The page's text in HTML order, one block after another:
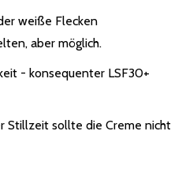
weiße Flecken
aber möglich.
- konsequenter LSF30+
Stillzeit sollte die Creme nicht